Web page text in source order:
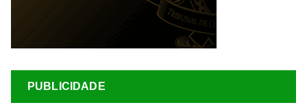
PUBLICIDADE